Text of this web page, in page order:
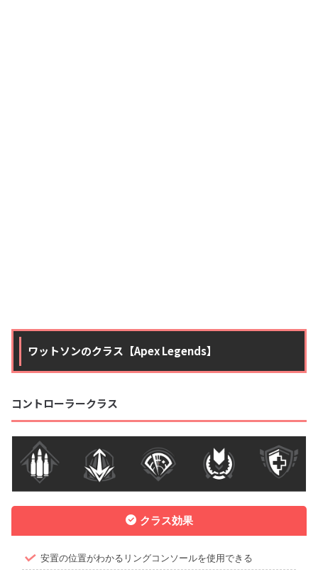
ワットソンのクラス【Apex Legends】
コントローラークラス
クラス効果
安置の位置がわかるリングコンソールを使用できる